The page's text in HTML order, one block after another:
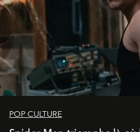
POP CULTURE